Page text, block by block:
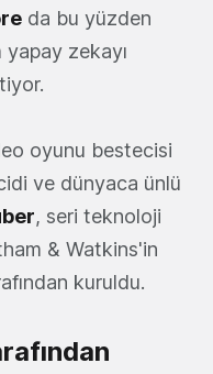
da bu yüzden
zekayı
oyunu bestecisi
ve dünyaca ünlü
, seri teknoloji
& Watkins'in
kuruldu.